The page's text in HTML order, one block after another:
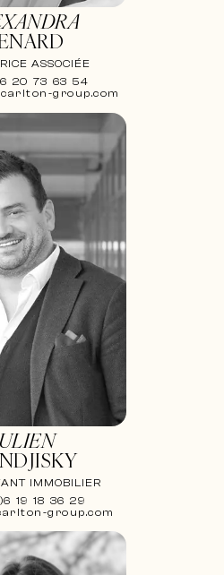
ASSOCIÉE
20 73 63 54
group.com
IMMOBILIER
19 18 36 29
group.com